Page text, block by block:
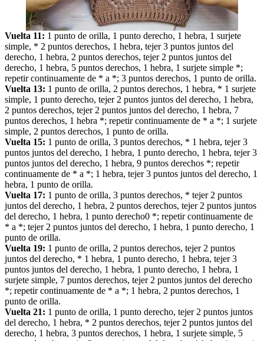
Vuelta 11: 1 punto de orilla, 1 punto derecho, 1 hebra, 1 surjete
simple, * 2 puntos derechos, 1 hebra, tejer 3 puntos juntos del
derecho, 1 hebra, 2 puntos derechos, tejer 2 puntos juntos del
derecho, 1 hebra, 5 puntos derechos, 1 hebra, 1 surjete simple *;
repetir continuamente de * a *; 3 puntos derechos, 1 punto de orilla.
Vuelta 13: 1 punto de orilla, 2 puntos derechos, 1 hebra, * 1 surjete
simple, 1 punto derecho, tejer 2 puntos juntos del derecho, 1 hebra,
2 puntos derechos, tejer 2 puntos juntos del derecho, 1 hebra, 7
puntos derechos, 1 hebra *; repetir continuamente de * a *; 1 surjete
simple, 2 puntos derechos, 1 punto de orilla.
Vuelta 15: 1 punto de orilla, 3 puntos derechos, * 1 hebra, tejer 3
puntos juntos del derecho, 1 hebra, 1 punto derecho, 1 hebra, tejer 3
puntos juntos del derecho, 1 hebra, 9 puntos derechos *; repetir
continuamente de * a *; 1 hebra, tejer 3 puntos juntos del derecho, 1
hebra, 1 punto de orilla.
Vuelta 17: 1 punto de orilla, 3 puntos derechos, * tejer 2 puntos
juntos del derecho, 1 hebra, 2 puntos derechos, tejer 2 puntos juntos
del derecho, 1 hebra, 1 punto derecho0 *; repetir continuamente de
* a *; tejer 2 puntos juntos del derecho, 1 hebra, 1 punto derecho, 1
punto de orilla.
Vuelta 19: 1 punto de orilla, 2 puntos derechos, tejer 2 puntos
juntos del derecho, * 1 hebra, 1 punto derecho, 1 hebra, tejer 3
puntos juntos del derecho, 1 hebra, 1 punto derecho, 1 hebra, 1
surjete simple, 7 puntos derechos, tejer 2 puntos juntos del derecho
*; repetir continuamente de * a *; 1 hebra, 2 puntos derechos, 1
punto de orilla.
Vuelta 21: 1 punto de orilla, 1 punto derecho, tejer 2 puntos juntos
del derecho, 1 hebra, * 2 puntos derechos, tejer 2 puntos juntos del
derecho, 1 hebra, 3 puntos derechos, 1 hebra, 1 surjete simple, 5